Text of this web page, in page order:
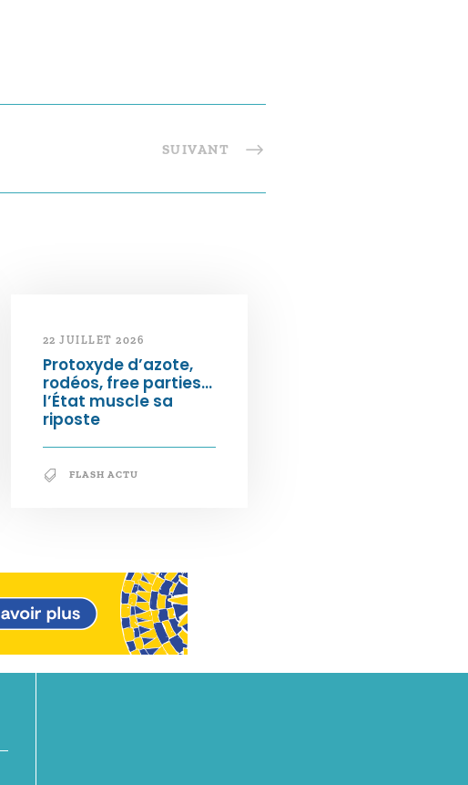
SUIVANT
22 JUILLET 2026
Protoxyde d’azote,
rodéos, free parties…
l’État muscle sa
riposte
FLASH ACTU